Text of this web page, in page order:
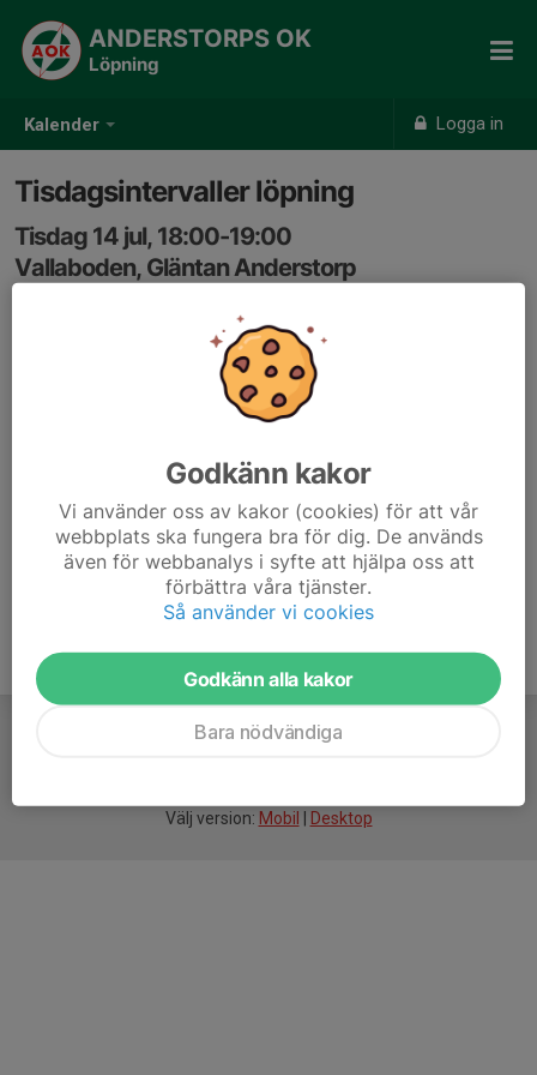
Kalender Logga in
ANDERSTORPS OK
Löpning
Tisdagsintervaller löpning
Tisdag 14 jul, 18:00-19:00
Vallaboden, Gläntan Anderstorp
Gemensam löpträning med intervaller, för ungdomar
och vuxna. Växlande ledarskap. Vi inleder med lugn
uppvärmning och kör sedan intervaller som ska passa
Gläntan. Välkommen!
Välj version: Mobil Desktop
Godkänn kakor
Vi använder oss av kakor (cookies) för att vår
webbplats ska fungera bra för dig. De används
även för webbanalys i syfte att hjälpa oss att
förbättra våra tjänster.
Så använder vi cookies
Godkänn alla kakor
Bara nödvändiga